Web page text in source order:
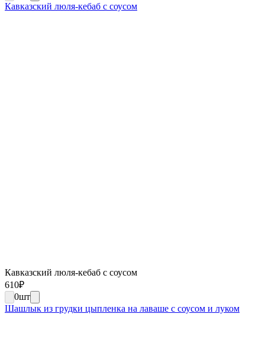
Кавказский люля-кебаб с соусом
Кавказский люля-кебаб с соусом
610₽
0шт
Шашлык из грудки цыпленка на лаваше с соусом и луком